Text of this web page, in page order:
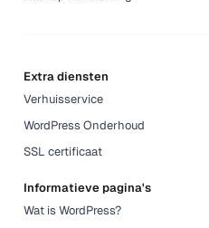
Extra diensten
Verhuisservice
WordPress Onderhoud
SSL certificaat
Informatieve pagina's
Wat is WordPress?